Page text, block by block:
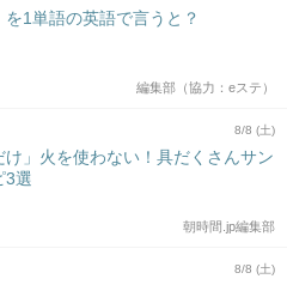
を1単語の英語で言うと？
編集部（協力：eステ）
8/8 (土)
け」火を使わない！具だくさんサン
3選
朝時間.jp編集部
8/8 (土)